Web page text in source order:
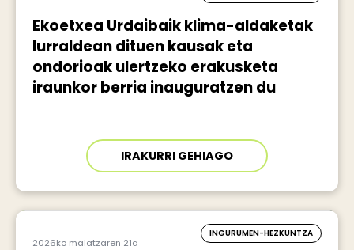
Ekoetxea Urdaibaik klima-aldaketak
lurraldean dituen kausak eta
ondorioak ulertzeko erakusketa
iraunkor berria inauguratzen du
IRAKURRI GEHIAGO
2026ko maiatzaren 21a
INGURUMEN-HEZKUNTZA